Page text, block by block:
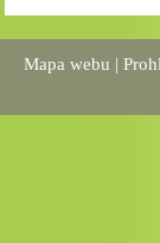
Mapa webu |